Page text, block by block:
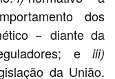
dos
− diante da
eiii)
da União.